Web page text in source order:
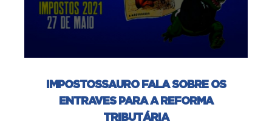
IMPOSTOSSAURO FALA SOBRE OS
ENTRAVES PARA A REFORMA
TRIBUTÁRIA